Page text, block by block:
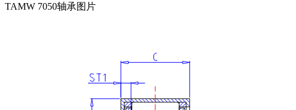
TAMW 7050轴承图片